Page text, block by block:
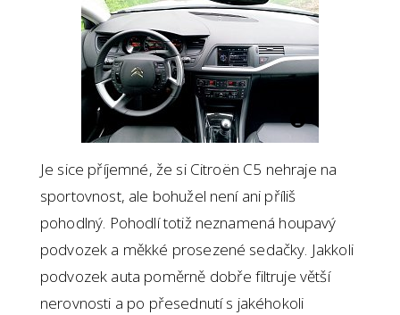
Je sice příjemné, že si Citroën C5 nehraje na
sportovnost, ale bohužel není ani příliš
pohodlný. Pohodlí totiž neznamená houpavý
podvozek a měkké prosezené sedačky. Jakkoli
podvozek auta poměrně dobře filtruje větší
nerovnosti a po přesednutí s jakéhokoli